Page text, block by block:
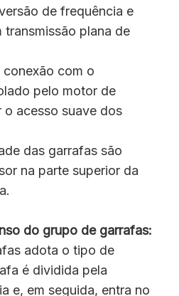
de frequência e
plana de
com o
pelo motor de
acesso suave dos
das garrafas são
na parte superior da
do grupo de garrafas:
adota o tipo de
é dividida pela
e, em seguida, entra no